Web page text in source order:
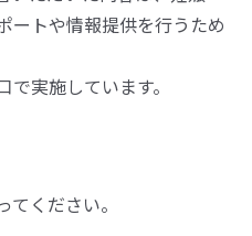
ートや情報提供を行うため
実施しています。
ください。